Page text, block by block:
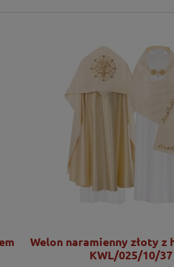
Welon naramienny złoty z
KWL/025/10/37